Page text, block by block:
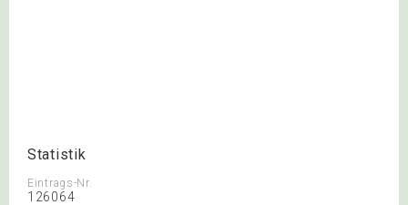
Statistik
Eintrags-Nr.
126064